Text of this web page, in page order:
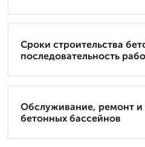
Сроки строительства
последовательность
Обслуживание, ремонт и
бетонных бассейнов